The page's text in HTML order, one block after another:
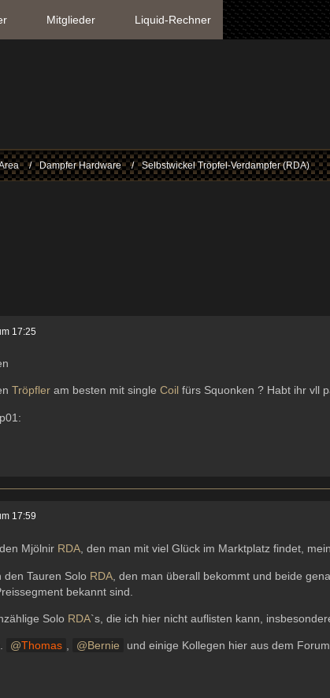
Mitglieder Liquid-Rechner
Dampfer Hardware Selbstwickel Tröpfel-Verdampfer (RDA)
17:25
Tröpfler am besten mit singleCoil fürs Squonken ? Habt ihr vll
17:59
Mjölnir RDA , den man mit viel Glück im Marktplatz findet,
den Tauren Solo RDA , den man überall bekommt und beide
bekannt sind.
Solo RDA`s, die ich hier nicht auflisten kann,
Thomas Bernie
und einige Kollegen hier aus dem